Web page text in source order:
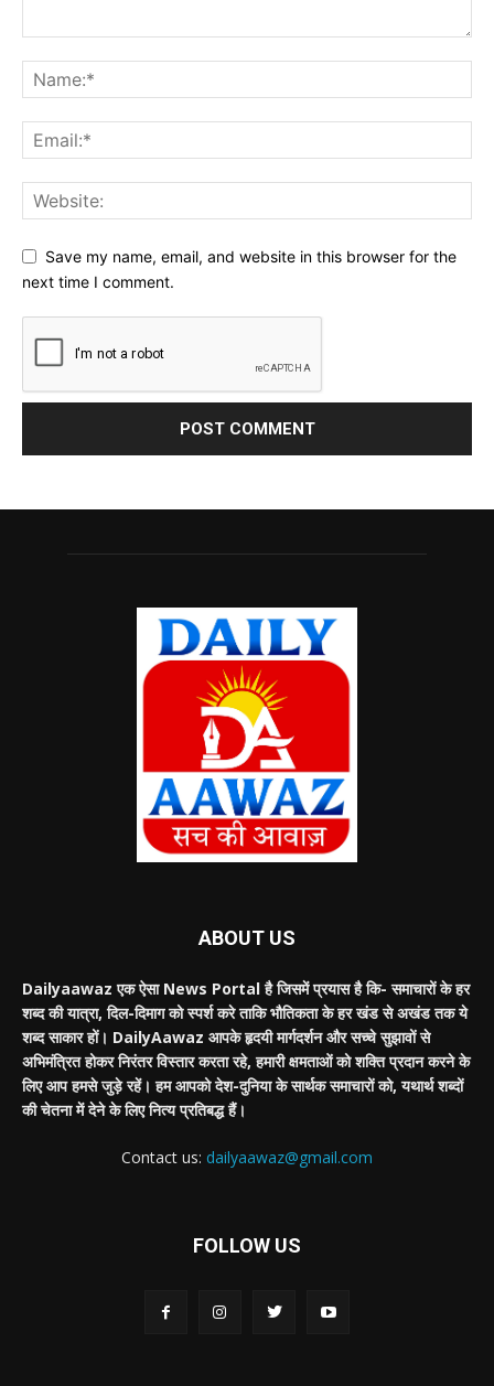
Save my name, email, and website in this browser for the
next time I comment.
ABOUT US
Dailyaawaz एक ऐसा News Portal है जिसमें प्रयास है कि- समाचारों के हर
शब्द की यात्रा, दिल-दिमाग को स्पर्श करे ताकि भौतिकता के हर खंड से अखंड तक ये
शब्द साकार हों। DailyAawaz आपके हृदयी मार्गदर्शन और सच्चे सुझावों से
अभिमंत्रित होकर निरंतर विस्तार करता रहे, हमारी क्षमताओं को शक्ति प्रदान करने के
लिए आप हमसे जुड़े रहें। हम आपको देश-दुनिया के सार्थक समाचारों को, यथार्थ शब्दों
की चेतना में देने के लिए नित्य प्रतिबद्ध हैं।
Contact us: dailyaawaz@gmail.com
FOLLOW US